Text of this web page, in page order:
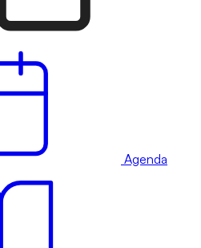
Agenda